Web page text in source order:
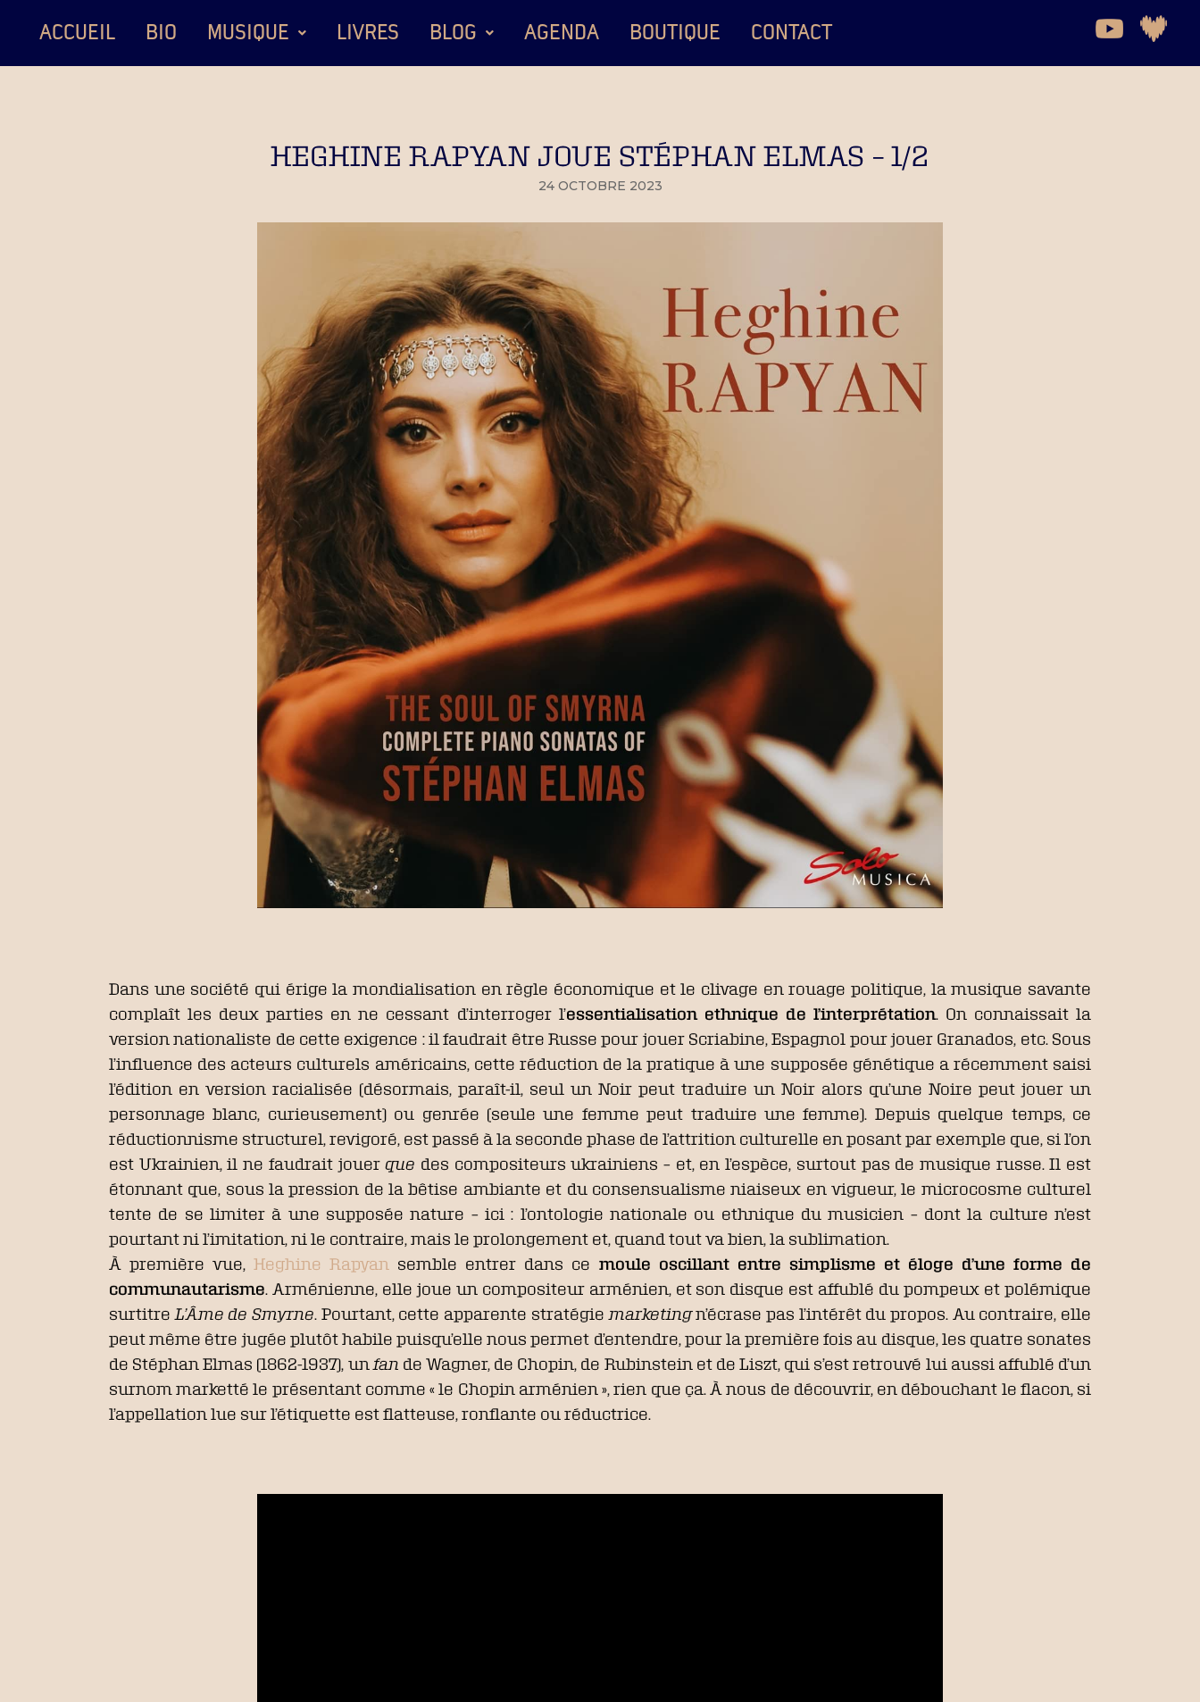
ACCUEIL BIO MUSIQUE LIVRES BLOG AGENDA BOUTIQUE CONTACT
HEGHINE RAPYAN JOUE STÉPHAN ELMAS – 1/2
24 OCTOBRE 2023
Dans une société qui érige la mondialisation en règle économique et le clivage en rouage politique, la musique savante
complaît les deux parties en ne cessant d’interroger l’essentialisation ethnique de l’interprétation. On connaissait la
version nationaliste de cette exigence : il faudrait être Russe pour jouer Scriabine, Espagnol pour jouer Granados, etc. Sous
l’influence des acteurs culturels américains, cette réduction de la pratique à une supposée génétique a récemment saisi
l’édition en version racialisée (désormais, paraît-il, seul un Noir peut traduire un Noir alors qu’une Noire peut jouer un
personnage blanc, curieusement) ou genrée (seule une femme peut traduire une femme). Depuis quelque temps, ce
réductionnisme structurel, revigoré, est passé à la seconde phase de l’attrition culturelle en posant par exemple que, si l’on
est Ukrainien, il ne faudrait jouerque des compositeurs ukrainiens – et, en l’espèce, surtout pas de musique russe. Il est
étonnant que, sous la pression de la bêtise ambiante et du consensualisme niaiseux en vigueur, le microcosme culturel
tente de se limiter à une supposée nature – ici : l’ontologie nationale ou ethnique du musicien – dont la culture n’est
pourtant ni l’imitation, ni le contraire, mais le prolongement et, quand tout va bien, la sublimation.
À première vue,Heghine Rapyan semble entrer dans ce moule oscillant entre simplisme et éloge d’une forme de
communautarisme. Arménienne, elle joue un compositeur arménien, et son disque est affublé du pompeux et polémique
surtitre L’Âme de Smyrne. Pourtant, cette apparente stratégie marketingn’écrase pas l’intérêt du propos. Au contraire, elle
peut même être jugée plutôt habile puisqu’elle nous permet d’entendre, pour la première fois au disque, les quatre sonates
de Stéphan Elmas (1862-1937), un fan de Wagner, de Chopin, de Rubinstein et de Liszt, qui s’est retrouvé lui aussi affublé d’un
surnom marketté le présentant comme « le Chopin arménien », rien que ça. À nous de découvrir, en débouchant le flacon, si
l’appellation lue sur l’étiquette est flatteuse, ronflante ou réductrice.